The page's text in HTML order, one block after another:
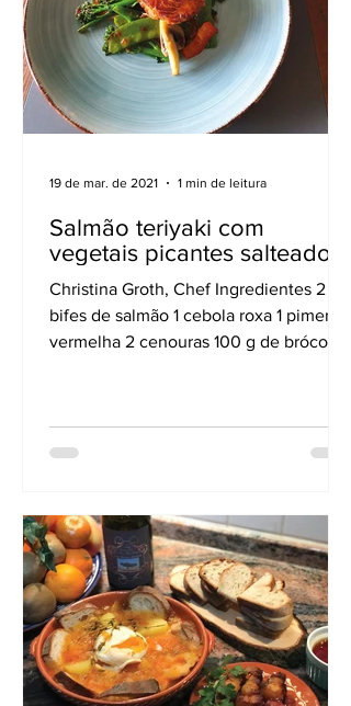
Salmão teriyaki com
vegetais picantes salteados
Christina Groth, Chef Ingredientes 2
bifes de salmão 1 cebola roxa 1 pimenta
vermelha 2 cenouras 100 g de brócolos
19 de mar. de 2021 1 min de leitura